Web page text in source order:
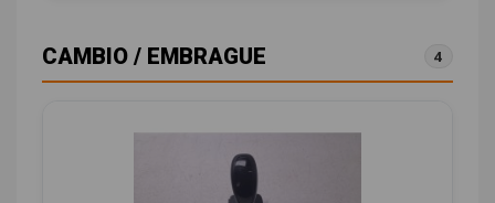
CAMBIO / EMBRAGUE 4